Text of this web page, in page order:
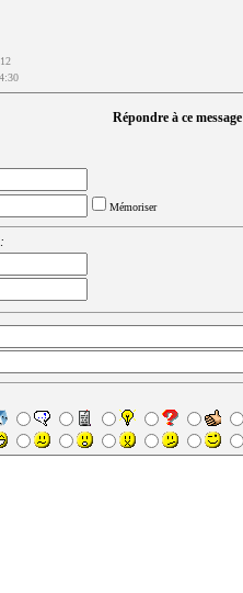
Répondre à ce message
Mémoriser